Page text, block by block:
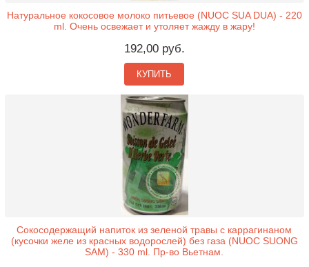
Натуральное кокосовое молоко питьевое (NUOC SUA DUA) - 220
ml. Очень освежает и утоляет жажду в жару!
192,00 руб.
КУПИТЬ
Сокосодержащий напиток из зеленой травы с каррагинаном
(кусочки желе из красных водорослей) без газа (NUOC SUONG
SAM) - 330 ml. Пр-во Вьетнам.